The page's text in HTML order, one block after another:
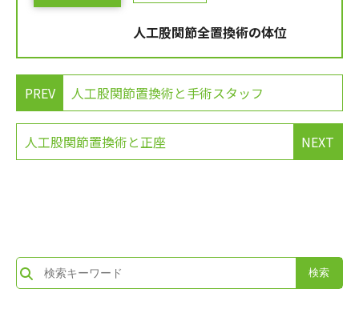
人工股関節全置換術の体位
PREV 人工股関節置換術と手術スタッフ
NEXT
人工股関節置換術と正座